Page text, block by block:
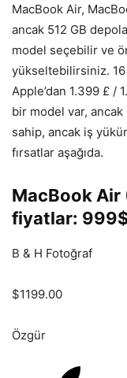
MacBook Air,
ancak 512 GB
model seçebilir ve
yükseltebilirsiniz. 16
Apple’dan 1.399 £ /
bir model var, ancak
sahip, ancak iş
fırsatlar aşağıda.
MacBook Air
fiyatlar:
B & H Fotoğraf
$1199.00
Özgür